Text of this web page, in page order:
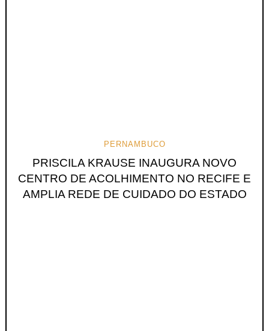
PERNAMBUCO
PRISCILA KRAUSE INAUGURA NOVO
CENTRO DE ACOLHIMENTO NO RECIFE E
AMPLIA REDE DE CUIDADO DO ESTADO